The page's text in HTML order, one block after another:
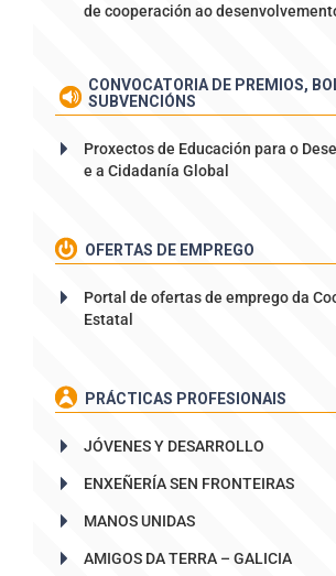
de cooperación ao
CONVOCATORIA DE PREMIOS,
SUBVENCIÓNS
Proxectos de Educación para o
e a Cidadanía Global
OFERTAS DE EMPREGO
Portal de ofertas de emprego da
Estatal
PRÁCTICAS PROFESIONAIS
JÓVENES Y DESARROLLO
ENXEÑERÍA SEN FRONTEIRAS
MANOS UNIDAS
AMIGOS DA TERRA – GALICIA